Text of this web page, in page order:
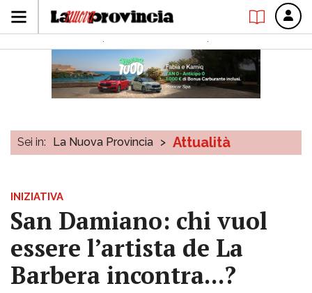
Sei in: La Nuova Provincia > Attualità
INIZIATIVA
San Damiano: chi vuol
essere l’artista de La
Barbera incontra...?